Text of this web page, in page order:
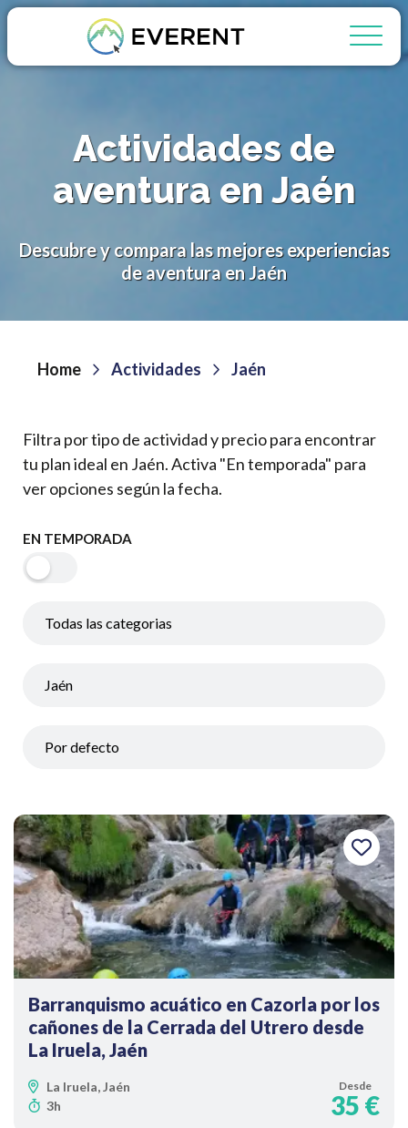
Actividades de
aventura en Jaén
Descubre y compara las mejores experiencias
de aventura en Jaén
Home Actividades Jaén
Filtra por tipo de actividad y precio para encontrar
tu plan ideal en Jaén. Activa "En temporada" para
ver opciones según la fecha.
EN TEMPORADA
Barranquismo acuático en Cazorla por los
cañones de la Cerrada del Utrero desde
La Iruela, Jaén
La Iruela, Jaén
3h
Desde
35 €